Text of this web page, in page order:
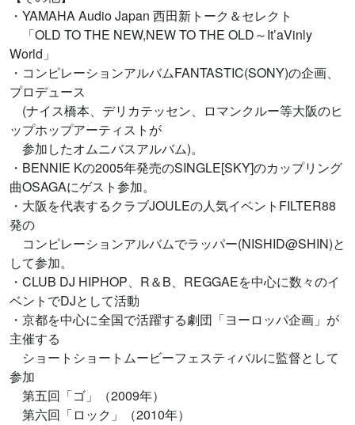
・YAMAHA Audio Japan 西田新トーク＆セレクト
「OLD TO THE NEW,NEW TO THE OLD～It’aVinly
World」
・コンピレーションアルバムFANTASTIC(SONY)の企画、
プロデュース
(ナイス橋本、デリカテッセン、ロマンクルー等大阪のヒ
ップホップアーティストが
参加したオムニバスアルバム)。
・BENNIE Kの2005年発売のSINGLE[SKY]のカップリング
曲OSAGAにゲスト参加。
・大阪を代表するクラブJOULEの人気イベントFILTER88
発の
コンピレーションアルバムでラッパー(NISHID@SHIN)と
して参加。
・CLUB DJ HIPHOP、R＆B、REGGAEを中心に数々のイ
ベントでDJとして活動
・京都を中心に全国で活躍する劇団「ヨーロッパ企画」が
主催する
ショートショートムービーフェスティバルに監督として
参加
第五回「ゴ」（2009年）
第六回「ロック」（2010年）